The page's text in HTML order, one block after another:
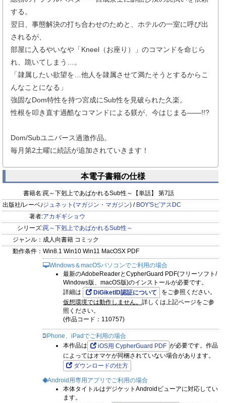
する。
翌日、事態解決の打ち合わせのためと、ホテルの一室に呼び出
されるが、
部屋に入るやいなや「Kneel（お座り）」のコマンドを命じら
れ、跪いてしまう…。
「隷属したい欲望を…他人を隷属させて満たそうとするからこ
んなことになる」
強固なDom特性を持つ宮成にSub性を見破られた久楽。
性根を叩き直す過酷なコマンドによる躾が、今はじまる——!!?
Dom/Subユニバース過激作品。
毎月第2土曜に続話が追加されていきます！
本電子書籍の仕様
書籍名:罠～下剋上であばかれるSub性～【単話】 第7話
出版社/レーベル:ジュネット(マガジン・マガジン) / BOY'SピアスDC
著者:アカギギショウ
シリーズ:罠～下剋上であばかれるSub性～
ジャンル： 成人向書籍 コミック
動作条件： Win8.1 Win10 Win11 MacOSX PDF
Windows＆macOSパソコンでご利用の場合
最新のAdobeReaderとCypherGuard PDF(フリーソフト/
Windows版、macOS版)のインストールが必要です。
詳細は
DiGiketID認証について
をご参照ください。
仮想環境では動作しません。 詳しくは上記ページをご参
照ください。
(作品コード：110757)
iPhone、iPadでご利用の場合
本作品は
iOS用 CypherGuard PDF が必要です。作品
によってはオマケが同梱されていない場合があります。
ダウンロードの仕方
Android用専用アプリでご利用の場合
本体タイトルはデジケットAndroidビューアに対応してい
ます。